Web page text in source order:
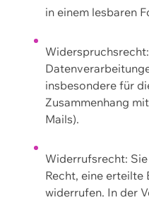
in einem lesbaren
insbesondere für
Zusammenhang
Mails).
Widerrufsrecht:
Recht, eine erteilte
widerrufen. In der